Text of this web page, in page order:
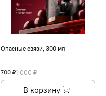
Опасные связи, 300 мл
1 000 ₽
700 ₽
В корзину